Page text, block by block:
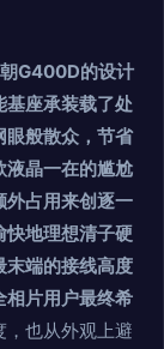
G400D的设计
基座承装载了处
眼般散众，节省
液晶一在的尴尬
外占用来创逐一
快地理想清子硬
末端的接线高度
相片用户最终希
，也从外观上避